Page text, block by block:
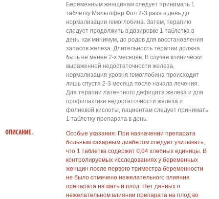
Беременным женщинам следует принимать 1
таблетку Мальтофер Фол 2-3 раза в день до
нормализации гемоглобина. Затем, терапию
следует продолжить в дозировке 1 таблетка в
день, как минимум, до родов для восстановления
запасов железа. Длительность терапии должна
быть не менее 2-х месяцев. В случае клинически
выраженной недостаточности железа,
нормализация уровня гемоглобина происходит
лишь спустя 2-3 месяца после начала лечения.
Для терапии латентного дефицита железа и для
профилактики недостаточности железа и
фолиевой кислоты, пациентам следует принимать
1 таблетку препарата в день.
ОПИСАНИЕ.
Особые указания: При назначении препарата
больным сахарным диабетом следует учитывать,
что 1 таблетка содержит 0,04 хлебных единицы. В
контролируемых исследованиях у беременных
женщин после первого триместра беременности
не было отмечено нежелательного влияния
препарата на мать и плод. Нет данных о
нежелательном влиянии препарата на плод во